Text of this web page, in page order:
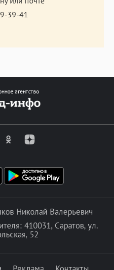
39-41
агентство
Николай Валерьевич
410031, Саратов, ул.
52